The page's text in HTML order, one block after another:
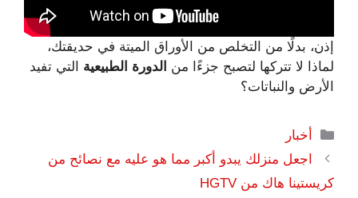
إذن، بدلًا من التخلص من الأوراق الميتة في حديقتك،
لماذا لا تتركها لتصبح جزءًا من الدورة الطبيعية التي تفيد
الأرض والنباتات؟
التصنيفات
أخبار
اجعل منزلك يبدو أكبر مما هو عليه مع نصائح من
كريستينا هاك من HGTV